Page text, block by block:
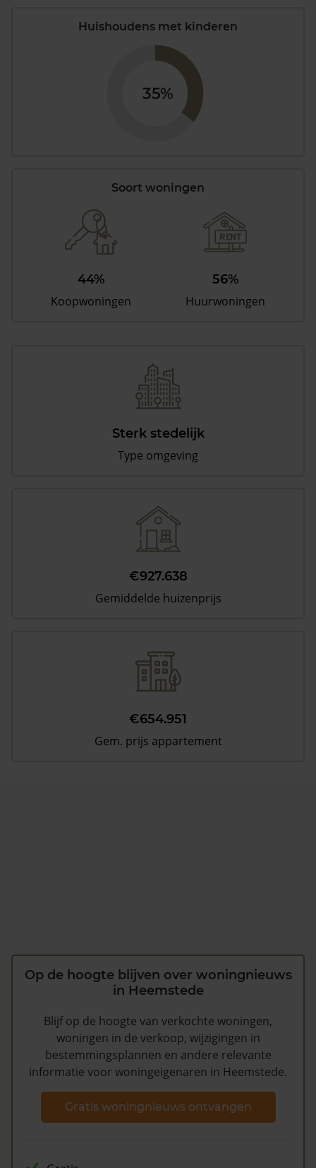
Huishoudens met kinderen
35%
Soort woningen
44%
Koopwoningen
56%
Huurwoningen
Sterk stedelijk
Type omgeving
€927.638
Gemiddelde huizenprijs
€654.951
Gem. prijs appartement
Op de hoogte blijven over woningnieuws
in Heemstede
Blijf op de hoogte van verkochte woningen,
woningen in de verkoop, wijzigingen in
bestemmingsplannen en andere relevante
informatie voor woningeigenaren in Heemstede.
Gratis woningnieuws ontvangen